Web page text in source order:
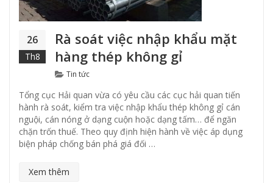
26
Th8
Rà soát việc nhập khẩu mặt
hàng thép không gỉ
Categories
Tin tức
Tổng cục Hải quan vừa có yêu cầu các cục hải quan tiến
hành rà soát, kiểm tra việc nhập khẩu thép không gỉ cán
nguội, cán nóng ở dạng cuộn hoặc dạng tấm… để ngăn
chặn trốn thuế. Theo quy định hiện hành về việc áp dụng
biện pháp chống bán phá giá đối …
Xem thêm